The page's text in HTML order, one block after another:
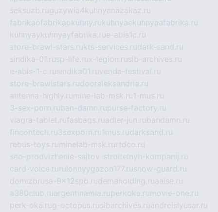
seksuzb.ruguzywia4kuhnyanazakaz.ru
fabrikaofabrikaokuhny.rukuhnyaekuhnyaafabrika.ru
kuhnyaykuhnyayfabrika.rue-abis1c.ru
store-brawl-stars.rukts-services.rudark-sand.ru
sindika-01.rusp-life.rux-legion.rusib-archives.ru
e-abis-1-c.rusindika01.ruvenda-festival.ru
store-brawlstars.rudooraleksandria.ru
antenna-highly.ru mine-lab-msk.ru1-mus.ru
3-sex-porn.ruban-damn.rupurse-factory.ru
viagra-tablet.rufasbags.ruadler-jun.rubandamn.ru
fincontech.ru3sexporn.ru1mus.rudarksand.ru
rebus-toys.ru minelab-msk.ru rtdco.ru
seo-prodvizhenie-sajtov-stroitelnyh-kompanij.ru
card-voice.ru rulonnyygazon177.rusnow-guard.ru
domizbrusa-9x12spb.rudemaholding.ruaalse.ru
a380club.ruargentinamia.ruperkoka.ru movie-one.ru
perk-oka.rug-octopus.rusibarchives.ruandreislyusar.ru